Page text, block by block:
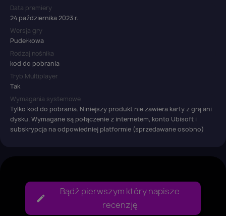
Data premiery
24 października 2023 r.
Wersja gry
Pudełkowa
Rodzaj nośnika
kod do pobrania
Tryb Multiplayer
Tak
Wymagania systemowe
Tylko kod do pobrania. Niniejszy produkt nie zawiera karty z grą ani
dysku. Wymagane są połączenie z internetem, konto Ubisoft i
subskrypcja na odpowiedniej platformie (sprzedawane osobno)
Bądź pierwszym który napisze
recenzję